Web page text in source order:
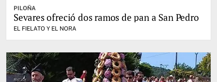
PILOÑA
Sevares ofreció dos ramos de pan a San Pedro
EL FIELATO Y EL NORA